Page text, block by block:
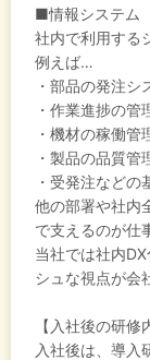
■情報システム
社内で利用する
例えば…
・部品の発注シ
・作業進捗の管
・機材の稼働管
・製品の品質管
・受発注など
他の部署や社内
で支えるのが仕
当社では社内
シュな視点が会
【入社後の研修
入社後は、導入